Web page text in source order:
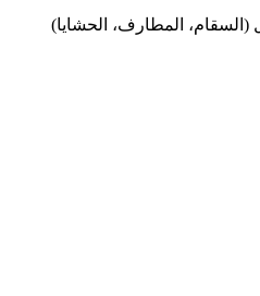
المطارف، الحشايا)